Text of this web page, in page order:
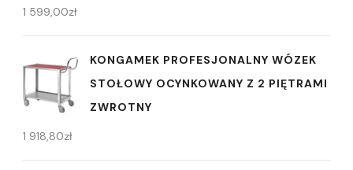
1 599,00zł
KONGAMEK PROFESJONALNY WÓZEK
STOŁOWY OCYNKOWANY Z 2 PIĘTRAMI
ZWROTNY
1 918,80zł